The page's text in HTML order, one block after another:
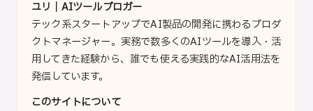
ユリ｜AIツールブロガー
テック系スタートアップでAI製品の開発に携わるプロダ
クトマネージャー。実務で数多くのAIツールを導入・活
用してきた経験から、誰でも使える実践的なAI活用法を
発信しています。
このサイトについて